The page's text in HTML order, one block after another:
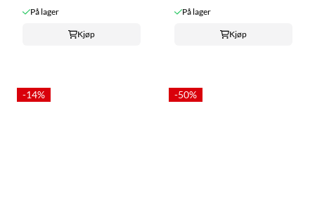
På lager
Kjøp
På lager
Kjøp
-14% -50%